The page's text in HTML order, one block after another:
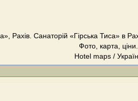
Рахів. Санаторій «Гірська Тиса» в
Фото, карта, ціни.
Hotel maps /